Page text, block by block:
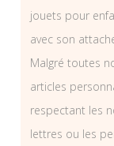
jouets pour
avec son
Malgré toutes
articles
respectant les
lettres ou les